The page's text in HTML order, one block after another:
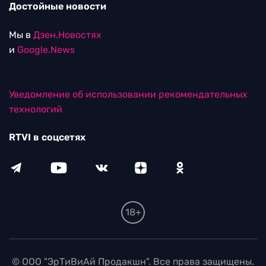
Достойные новости
Мы в Дзен.Новостях
и Google.News
Уведомление об использовании рекомендательных
технологий
RTVI в соцсетях
18+
© ООО "ЭрТиВиАй Продакшн". Все права защищены.